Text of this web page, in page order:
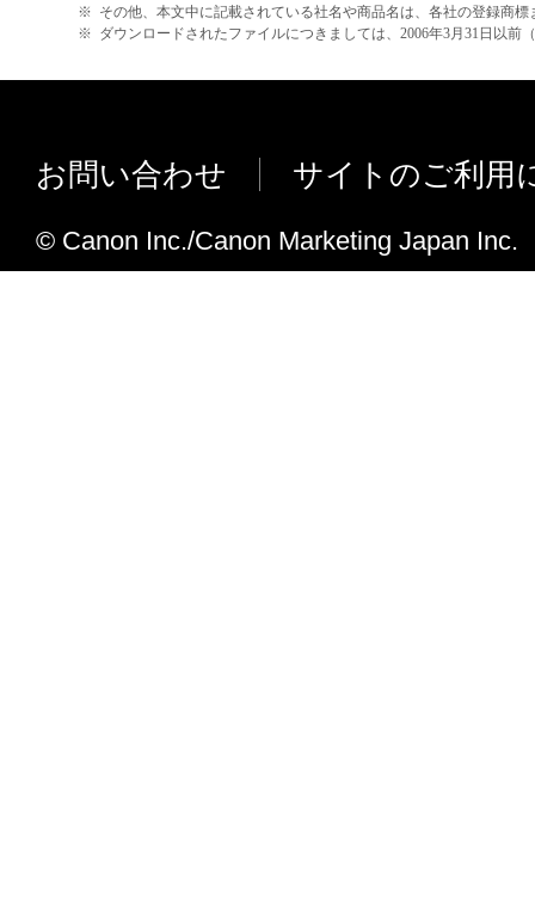
※ その他、本文中に記載されている社名や商品名は、各社の登録商標
※ ダウンロードされたファイルにつきましては、2006年3月31日以
お問い合わせ サイトのご利用
© Canon Inc./Canon Marketing Japan Inc.